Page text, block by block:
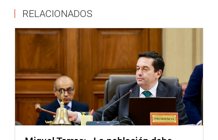
RELACIONADOS